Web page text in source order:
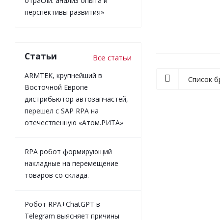
Список
перспективы развития»
Статьи Все статьи
ARMTEK, крупнейший в
Восточной Европе
дистрибьютор автозапчастей,
перешел с SAP RPA на
отечественную «Атом.РИТА»
RPA робот формирующий
накладные на перемещение
товаров со склада.
Робот RPA+ChatGPT в
Telegram выясняет причины